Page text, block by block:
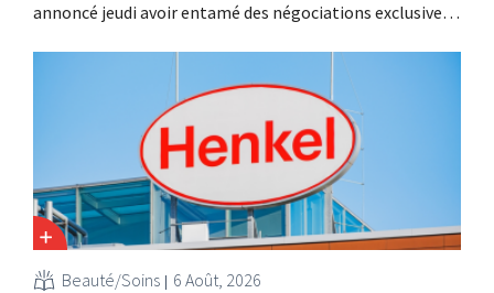
annoncé jeudi avoir entamé des négociations exclusives
Beauté/Soins 6 Août, 2026